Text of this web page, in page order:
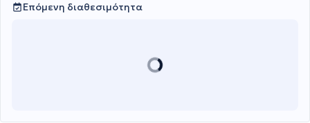
Επόμενη διαθεσιμότητα